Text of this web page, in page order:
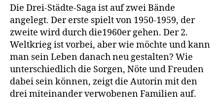
Die Drei-Städte-Saga ist auf zwei Bände
angelegt. Der erste spielt von 1950-1959, der
zweite wird durch die1960er gehen. Der 2.
Weltkrieg ist vorbei, aber wie möchte und kann
man sein Leben danach neu gestalten? Wie
unterschiedlich die Sorgen, Nöte und Freuden
dabei sein können, zeigt die Autorin mit den
drei miteinander verwobenen Familien auf.